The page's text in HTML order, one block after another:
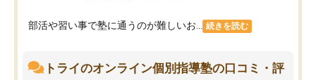
部活や習い事で塾に通うのが難しいお... 続きを読む
トライのオンライン個別指導塾の口コミ・評